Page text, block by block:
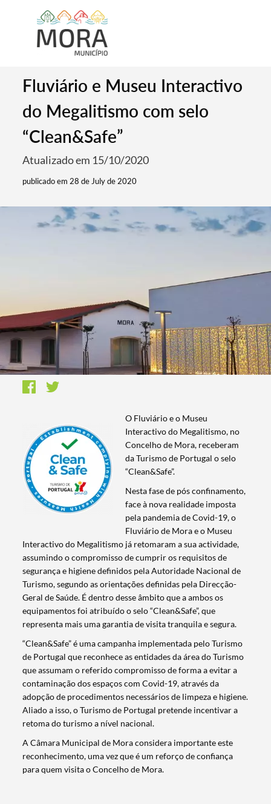
Fluviário e Museu Interactivo
do Megalitismo com selo
“Clean&Safe”
Atualizado em 15/10/2020
publicado em 28 de July de 2020
​O Fluviário e o Museu
Interactivo do Megalitismo, no
Concelho de Mora, receberam
da Turismo de Portugal o selo
“Clean&Safe”.
Nesta fase de pós confinamento,
face à nova realidade imposta
pela pandemia de Covid-19, o
Fluviário de Mora e o Museu
Interactivo do Megalitismo já retomaram a sua actividade,
assumindo o compromisso de cumprir os requisitos de
segurança e higiene definidos pela Autoridade Nacional de
Turismo, segundo as orientações definidas pela Direcção-
Geral de Saúde. É dentro desse âmbito que a ambos os
equipamentos foi atribuído o selo “Clean&Safe”, que
representa mais uma garantia de visita tranquila e segura.
“Clean&Safe” é uma campanha implementada pelo Turismo
de Portugal que reconhece as entidades da área do Turismo
que assumam o referido compromisso de forma a evitar a
contaminação dos espaços com Covid-19, através da
adopção de procedimentos necessários de limpeza e higiene.
Aliado a isso, o Turismo de Portugal pretende incentivar a
retoma do turismo a nível nacional.
A Câmara Municipal de Mora considera importante este
reconhecimento, uma vez que é um reforço de confiança
para quem visita o Concelho de Mora.